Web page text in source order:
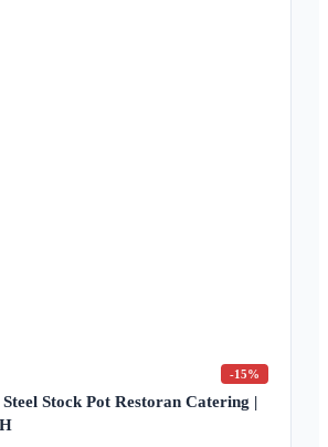
-15%
Steel Stock Pot Restoran Catering |